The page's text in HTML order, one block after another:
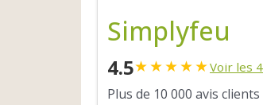
Simplyfeu
4.5★★★★★Voir les
Plus de 10 000 avis